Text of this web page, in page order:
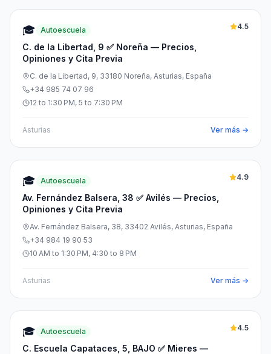
🎓 Autoescuela
C. de la Libertad, 9 ✅ Noreña — Precios,
Opiniones y Cita Previa
4.5
C. de la Libertad, 9, 33180 Noreña, Asturias, España
+34 985 74 07 96
12 to 1:30 PM, 5 to 7:30 PM
Asturias Ver más →
🎓 Autoescuela
Av. Fernández Balsera, 38 ✅ Avilés — Precios,
Opiniones y Cita Previa
4.9
Av. Fernández Balsera, 38, 33402 Avilés, Asturias, España
+34 984 19 90 53
10 AM to 1:30 PM, 4:30 to 8 PM
Asturias Ver más →
🎓 Autoescuela
C. Escuela Capataces, 5, BAJO ✅ Mieres —
4.5